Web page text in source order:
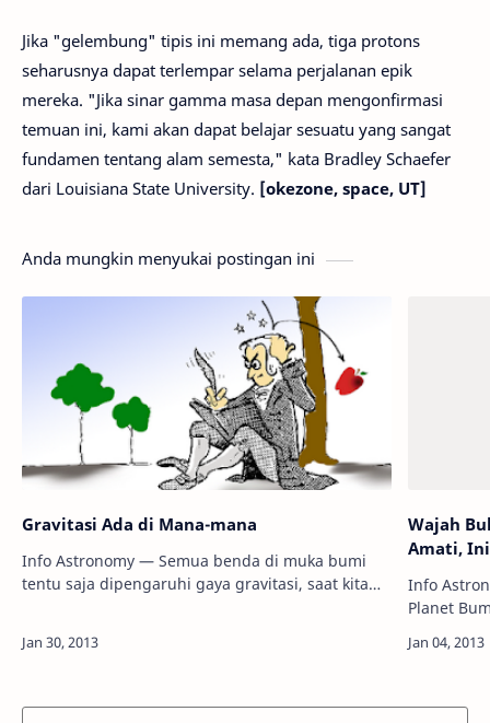
Jika "gelembung" tipis ini memang ada, tiga protons
seharusnya dapat terlempar selama perjalanan epik
mereka. "Jika sinar gamma masa depan mengonfirmasi
temuan ini, kami akan dapat belajar sesuatu yang sangat
fundamen tentang alam semesta," kata Bradley Schaefer
dari Louisiana State University. [okezone, space, UT]
Anda mungkin menyukai postingan ini
Gravitasi Ada di Mana-mana
Info Astronomy — Semua benda di muka bumi
tentu saja dipengaruhi gaya gravitasi, saat kita
Wajah
Amati,
Info
Planet
Bulan